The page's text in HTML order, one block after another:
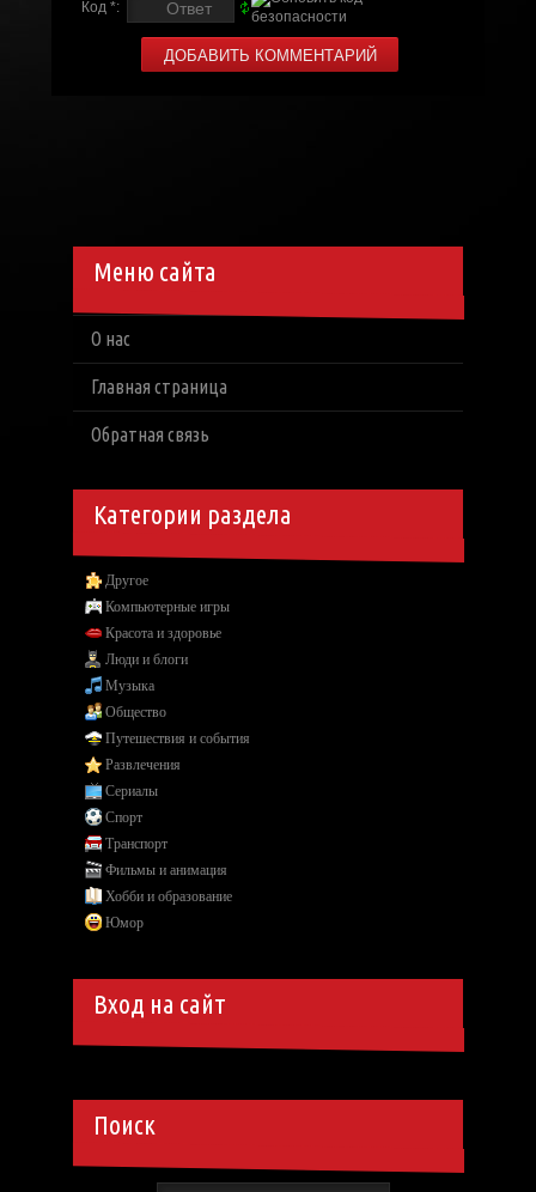
Код *:
Меню сайта
О нас
Главная страница
Обратная связь
Категории раздела
Другое
Компьютерные игры
Красота и здоровье
Люди и блоги
Музыка
Общество
Путешествия и события
Развлечения
Сериалы
Спорт
Транспорт
Фильмы и анимация
Хобби и образование
Юмор
Вход на сайт
Поиск